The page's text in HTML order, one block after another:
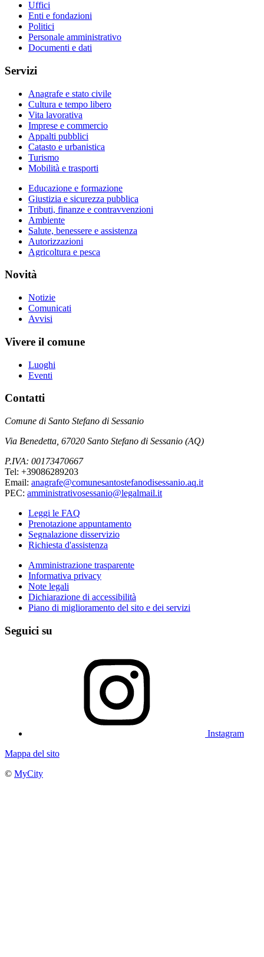
Uffici
Enti e fondazioni
Politici
Personale amministrativo
Documenti e dati
Servizi
Anagrafe e stato civile
Cultura e tempo libero
Vita lavorativa
Imprese e commercio
Appalti pubblici
Catasto e urbanistica
Turismo
Mobilità e trasporti
Educazione e formazione
Giustizia e sicurezza pubblica
Tributi, finanze e contravvenzioni
Ambiente
Salute, benessere e assistenza
Autorizzazioni
Agricoltura e pesca
Novità
Notizie
Comunicati
Avvisi
Vivere il comune
Luoghi
Eventi
Contatti
Comune di Santo Stefano di Sessanio
Via Benedetta, 67020 Santo Stefano di Sessanio (AQ)
P.IVA: 00173470667
Tel: +39086289203
Email: anagrafe@comunesantostefanodisessanio.aq.it
PEC: amministrativosessanio@legalmail.it
Leggi le FAQ
Prenotazione appuntamento
Segnalazione disservizio
Richiesta d'assistenza
Amministrazione trasparente
Informativa privacy
Note legali
Dichiarazione di accessibilità
Piano di miglioramento del sito e dei servizi
Seguici su
Instagram
Mappa del sito
© MyCity